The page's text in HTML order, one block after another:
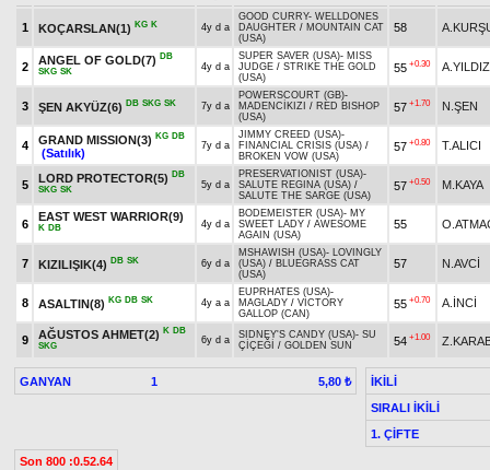
1 KOÇARSLAN(1) KG K 4y d a
GOOD CURRY- WELLDONES
DAUGHTER / MOUNTAIN CAT
(USA)
58
2
ANGEL OF GOLD(7) DB
SKG SK 4y d a
SUPER SAVER (USA)- MISS
JUDGE / STRIKE THE GOLD
(USA)
55 +0.30 A.YILDIZ
3 ŞEN AKYÜZ(6) DB SKG SK 7y d a
POWERSCOURT (GB)-
MADENCİKIZI / RED BISHOP
(USA)
57 +1.70 N.ŞEN
4 GRAND MISSION(3) KG DB
(Satılık)
7y d a
JIMMY CREED (USA)-
FINANCIAL CRISIS (USA) /
BROKEN VOW (USA)
57 +0.80 T.ALICI
5
LORD PROTECTOR(5) DB
SKG SK 5y d a
PRESERVATIONIST (USA)-
SALUTE REGINA (USA) /
SALUTE THE SARGE (USA)
57 +0.50 M.KAYA
6
EAST WEST WARRIOR(9)
K DB 4y d a
BODEMEISTER (USA)- MY
SWEET LADY / AWESOME
AGAIN (USA)
55
7 KIZILIŞIK(4) DB SK 6y d a
MSHAWISH (USA)- LOVINGLY
(USA) / BLUEGRASS CAT
(USA)
57 N.AVCİ
8 ASALTIN(8) KG DB SK 4y a a
EUPRHATES (USA)-
MAGLADY / VICTORY
GALLOP (CAN)
55 +0.70 A.İNCİ
9 AĞUSTOS AHMET(2) K DB
SKG
6y d a SIDNEY'S CANDY (USA)- SU
ÇİÇEĞİ / GOLDEN SUN 54 +1.00
GANYAN 1 5,80 ₺
İKİLİ
SIRALI İKİLİ
1. ÇİFTE
Son 800 :0.52.64